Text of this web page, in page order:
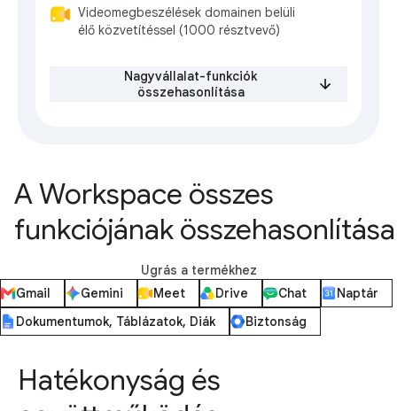
Videomegbeszélések domainen belüli
élő közvetítéssel (1000 résztvevő)
Nagyvállalat-funkciók
összehasonlítása
A Workspace összes
funkciójának összehasonlítása
Ugrás a termékhez
Gmail
Gemini Meet Drive Chat
Naptár
Dokumentumok, Táblázatok, Diák
Biztonság
Hatékonyság és